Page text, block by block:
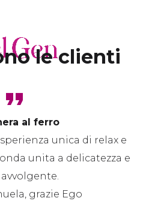
le clienti
al ferro
unica di relax e
unita a delicatezza e
grazie Ego